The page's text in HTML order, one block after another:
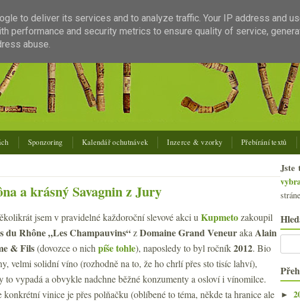
Sponzoring Kalendář ochutnávek Inzerce & vzorky Přebírání textů
a krásný Savagnin z Jury
jsem v pravidelné každoroční slevové akci u Kupmetozakoupil
du Rhône „Les Champauvins“zDomaine Grand Veneuraka Alain
& Fils(dovozce o nich píše tohle), naposledy to byl ročník2012. Bio
velmi solidní víno (rozhodně na to, že ho chrlí přes sto tisíc lahví),
to vypadá a obvykle nadchne běžné konzumenty a osloví i vínomilce.
konkrétní vinice je přes polňačku (oblíbené to téma, někde ta hranice ale
Jste
►
to deliver its services and to analyze traffic. Your IP address and
performance and security metrics to ensure quality of service,
abuse.